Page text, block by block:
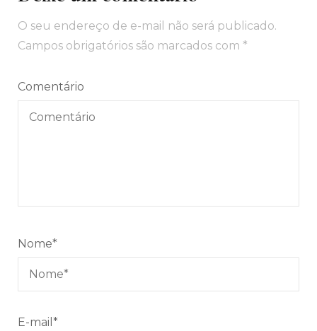
O seu endereço de e-mail não será publicado.
Campos obrigatórios são marcados com *
Comentário
Nome*
E-mail *